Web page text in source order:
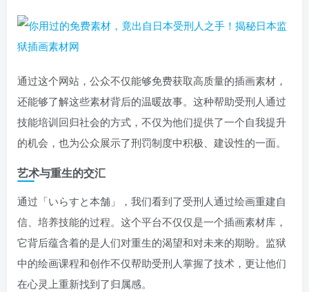
通过这个网站，公众不仅能够免费获取高质量的插画素材，
还能够了解这些素材背后的温暖故事。这种帮助受刑人通过
技能培训回归社会的方式，不仅为他们提供了一个自我提升
的机会，也为公众展示了刑罚制度中积极、建设性的一面。
艺术与重生的交汇
通过「いらすと本舗」，我们看到了受刑人通过绘画重建自
信、培养技能的过程。这个平台不仅仅是一个插画素材库，
它背后蕴含着的是人们对重生的渴望和对未来的期盼。监狱
中的绘画课程和创作不仅帮助受刑人掌握了技术，更让他们
在心灵上重新找到了归属感。